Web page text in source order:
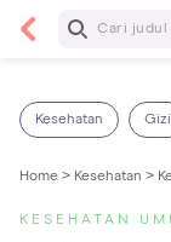
Kesehatan Gizi
Home > Kesehatan >
KESEHATAN